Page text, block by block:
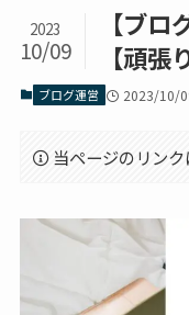
【ブ
【頑張
2023
10/09
ブログ運営 2023/10/
当ページのリンク